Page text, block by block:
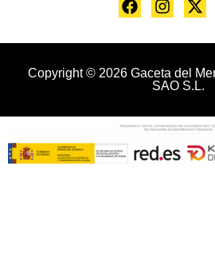
Copyright © 2026 Gaceta del
SAO S.L.